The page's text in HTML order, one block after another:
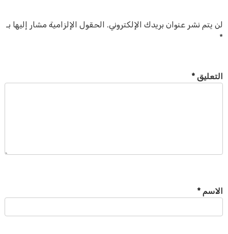
لن يتم نشر عنوان بريدك الإلكتروني. الحقول الإلزامية مشار إليها بـ
*
التعليق *
الاسم *